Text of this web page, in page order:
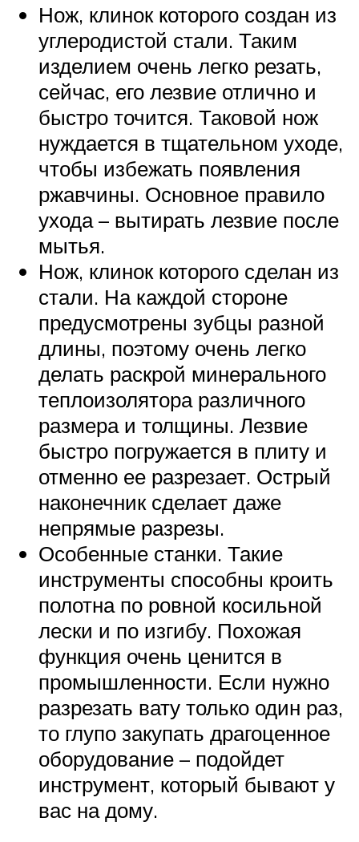
Нож, клинок которого создан из
углеродистой стали. Таким
изделием очень легко резать,
сейчас, его лезвие отлично и
быстро точится. Таковой нож
нуждается в тщательном уходе,
чтобы избежать появления
ржавчины. Основное правило
ухода – вытирать лезвие после
мытья.
Нож, клинок которого сделан из
стали. На каждой стороне
предусмотрены зубцы разной
длины, поэтому очень легко
делать раскрой минерального
теплоизолятора различного
размера и толщины. Лезвие
быстро погружается в плиту и
отменно ее разрезает. Острый
наконечник сделает даже
непрямые разрезы.
Особенные станки. Такие
инструменты способны кроить
полотна по ровной косильной
лески и по изгибу. Похожая
функция очень ценится в
промышленности. Если нужно
разрезать вату только один раз,
то глупо закупать драгоценное
оборудование – подойдет
инструмент, который бывают у
вас на дому.